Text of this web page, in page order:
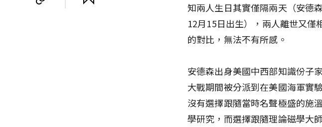
知兩人生日其實僅隔兩天（安德
12月15日出生），兩人離世又僅
的對比，無法不有所感。
安德森出身美國中西部知識份子
大戰期間被分派到在美國海軍實
沒有選擇跟隨當時名聲極盛的施
學研究，而選擇跟隨理論磁學大